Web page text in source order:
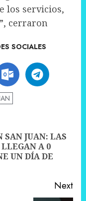
los servicios,
cerraron
SOCIALES
SAN JUAN: LAS
A 0
UN DÍA DE
Next